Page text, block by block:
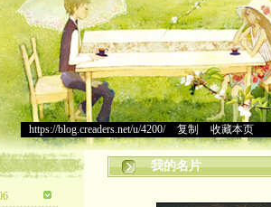
https://blog.creaders.net/u/4200/> 复制 收藏本页
我的名片